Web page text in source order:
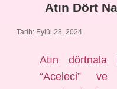
Atın Dört
Tarih: Eylül 28, 2024
Atın dörtnala
“Aceleci” ve